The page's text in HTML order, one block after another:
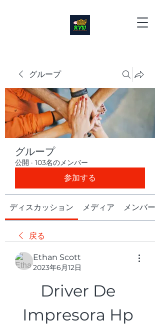
グループ
グループ
公開 · 103名のメンバー
参加する
ディスカッション メディア メンバー
戻る
Ethan Scott
2023年6月12日
Driver De
Impresora Hp